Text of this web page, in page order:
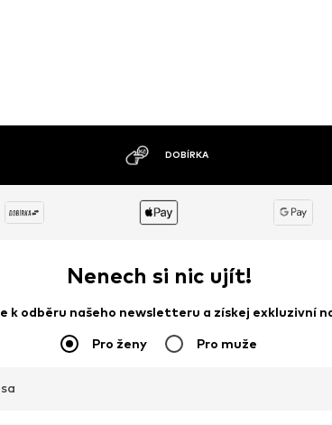
MOŽNOST VRÁCENÍ ZBOŽÍ DO 30 DNŮ
Nenech si nic ujít!
k odběru našeho newsletteru a získej exkluzivní
Pro ženy Pro muže